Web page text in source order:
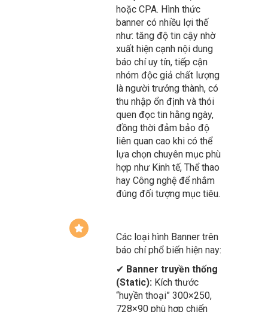
ảnh (tĩnh hoặc động) trong
trang báo, thường được
tính phí theo CPM, CPC
hoặc CPA. Hình thức
banner có nhiều lợi thế
như: tăng độ tin cậy nhờ
xuất hiện cạnh nội dung
báo chí uy tín, tiếp cận
nhóm độc giả chất lượng
là người trưởng thành, có
thu nhập ổn định và thói
quen đọc tin hằng ngày,
đồng thời đảm bảo độ
liên quan cao khi có thể
lựa chọn chuyên mục phù
Các loại hình Banner trên
báo chí phổ biến hiện nay:
✔Banner truyền thống